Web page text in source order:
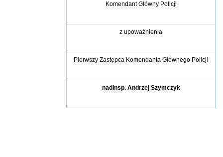
Komendant Główny Policji
z upoważnienia
Pierwszy Zastępca Komendanta Głównego Policji
nadinsp.Andrzej Szymczyk